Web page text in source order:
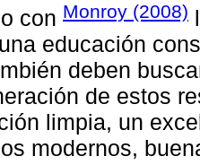
con Monroy (2008)
educación
deben
de estos
limpia, un
modernos,